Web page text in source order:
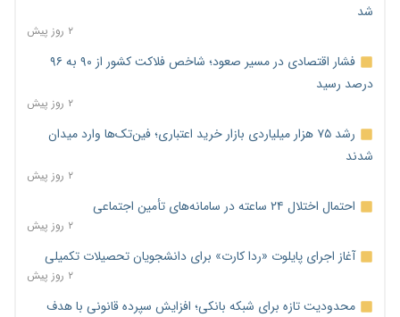
شد
۲ روز پیش
فشار اقتصادی در مسیر صعود؛ شاخص فلاکت کشور از ۹۰ به ۹۶
درصد رسید
۲ روز پیش
رشد ۷۵ هزار میلیاردی بازار خرید اعتباری؛ فین‌تک‌ها وارد میدان
شدند
۲ روز پیش
احتمال اختلال ۲۴ ساعته در سامانه‌های تأمین اجتماعی
۲ روز پیش
آغاز اجرای پایلوت «ردا کارت» برای دانشجویان تحصیلات تکمیلی
۲ روز پیش
محدودیت تازه برای شبکه بانکی؛ افزایش سپرده قانونی با هدف